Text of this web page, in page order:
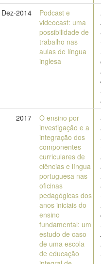
Dez-2014
Podcast e
videocast: uma
possibilidade de
trabalho nas
aulas de língua
inglesa
2017
O ensino por
investigação e a
integração dos
componentes
curriculares de
ciências e língua
portuguesa nas
oficinas
pedagógicas dos
anos iniciais do
ensino
fundamental: um
estudo de caso
de uma escola
de educação